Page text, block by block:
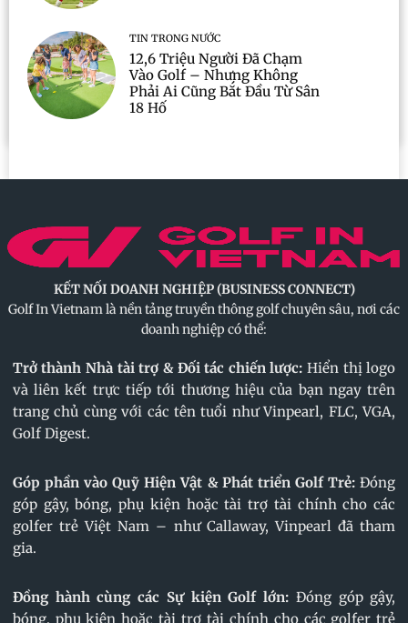
TIN TRONG NƯỚC
12,6 Triệu Người Đã Chạm
Vào Golf – Nhưng Không
Phải Ai Cũng Bắt Đầu Từ Sân
18 Hố
KẾT NỐI DOANH NGHIỆP (BUSINESS CONNECT)
Golf In Vietnam là nền tảng truyền thông golf chuyên sâu, nơi các
doanh nghiệp có thể:
Trở thành Nhà tài trợ & Đối tác chiến lược: Hiển thị logo
và liên kết trực tiếp tới thương hiệu của bạn ngay trên
trang chủ cùng với các tên tuổi như Vinpearl, FLC, VGA,
Golf Digest.
Góp phần vào Quỹ Hiện Vật & Phát triển Golf Trẻ: Đóng
góp gậy, bóng, phụ kiện hoặc tài trợ tài chính cho các
golfer trẻ Việt Nam – như Callaway, Vinpearl đã tham
gia.
Đồng hành cùng các Sự kiện Golf lớn: Đóng góp gậy,
bóng, phụ kiện hoặc tài trợ tài chính cho các golfer trẻ